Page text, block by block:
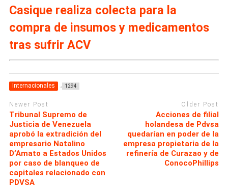
Casique realiza colecta para la
compra de insumos y medicamentos
tras sufrir ACV
Internacionales 1294
Newer Post
Tribunal Supremo de
Justicia de Venezuela
aprobó la extradición del
empresario Natalino
D’Amato a Estados Unidos
por caso de blanqueo de
capitales relacionado con
PDVSA
Older Post
Acciones de filial
holandesa de Pdvsa
quedarían en poder de la
empresa propietaria de la
refinería de Curazao y de
ConocoPhillips